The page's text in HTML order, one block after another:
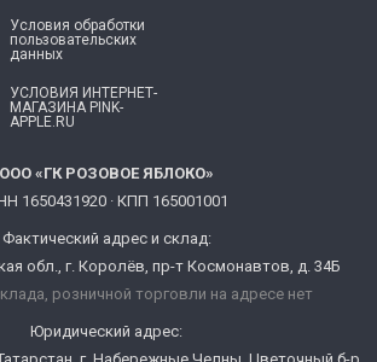
Условия обработки
пользовательских
данных
УСЛОВИЯ ИНТЕРНЕТ-
МАГАЗИНА PINK-
APPLE.RU
ООО «ГК РОЗОВОЕ ЯБЛОКО»
1650431920 · КПП 165001001
Фактический адрес и склад:
обл., г. Королёв, пр-т Космонавтов, д. 34Б
розничной торговли на адресе нет
Юридический адрес: